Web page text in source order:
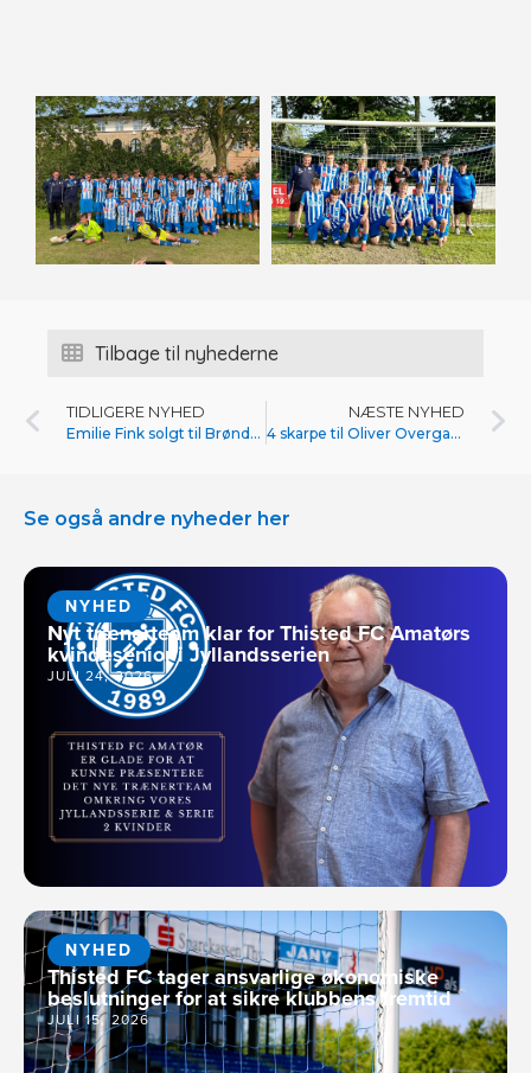
Tilbage til nyhederne
TIDLIGERE NYHED
Emilie Fink solgt til Brøndby IF
NÆSTE NYHED
4 skarpe til Oliver Overgaard
Se også andre nyheder her
NYHED
Nyt trænerteam klar for Thisted FC Amatørs
kvindesenior i Jyllandsserien
JULI 24, 2026
NYHED
Thisted FC tager ansvarlige økonomiske
beslutninger for at sikre klubbens fremtid
JULI 15, 2026